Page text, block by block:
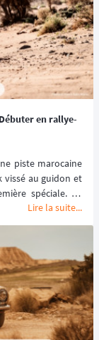
en rallye-
piste marocaine
au guidon et
spéciale. Ce
vécu un jour. Et
aventure, celle
distance,
pour transformer
épreuve subie.
demande des
Lire la suite...